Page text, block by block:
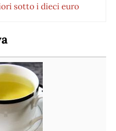
sotto i dieci euro